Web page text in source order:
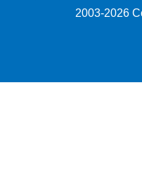
2003-2026